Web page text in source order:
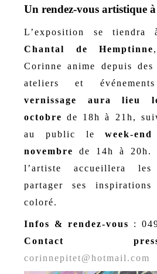
Un rendez-vous artistique
L’exposition se
Chantal de Hemptinne
Corinne anime depuis des
ateliers et
vernissage aura lieu
octobre de 18h à 21h,
au public le week-
novembre
de 14h à 20h.
l’artiste accueillera
partager ses
coloré.
Infos & rendez-vous
:
Contact
corinnepitet@hotmail.com